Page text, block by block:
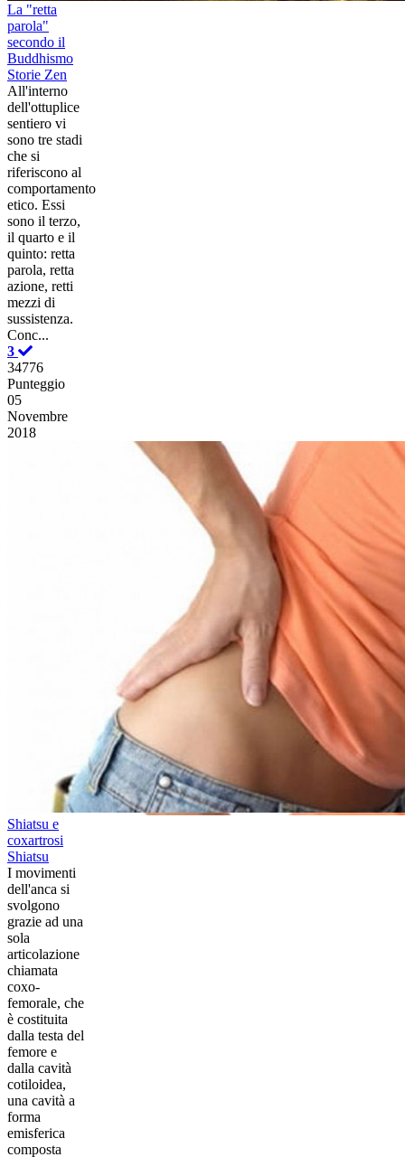
La "retta
parola"
secondo il
Buddhismo
Storie Zen
All'interno
dell'ottuplice
sentiero vi
sono tre stadi
che si
riferiscono al
comportamento
etico. Essi
sono il terzo,
il quarto e il
quinto: retta
parola, retta
azione, retti
mezzi di
sussistenza.
Conc...
3
34776
Punteggio
05
Novembre
2018
Shiatsu e
coxartrosi
Shiatsu
​I movimenti
dell'anca si
svolgono
grazie ad una
sola
articolazione
chiamata
coxo-
femorale, che
è costituita
dalla testa del
femore e
dalla cavità
cotiloidea,
una cavità a
forma
emisferica
composta